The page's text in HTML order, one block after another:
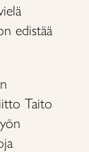
edistää
Taito